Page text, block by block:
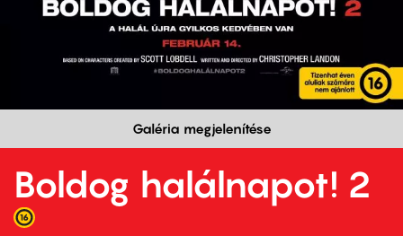
Galéria megjelenítése
Boldog halálnapot! 2